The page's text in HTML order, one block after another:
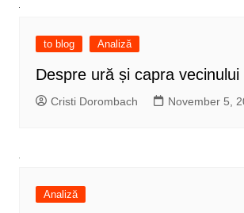
to blog Analiză
Despre ură și capra vecinului
Cristi Dorombach November 5,
Analiză